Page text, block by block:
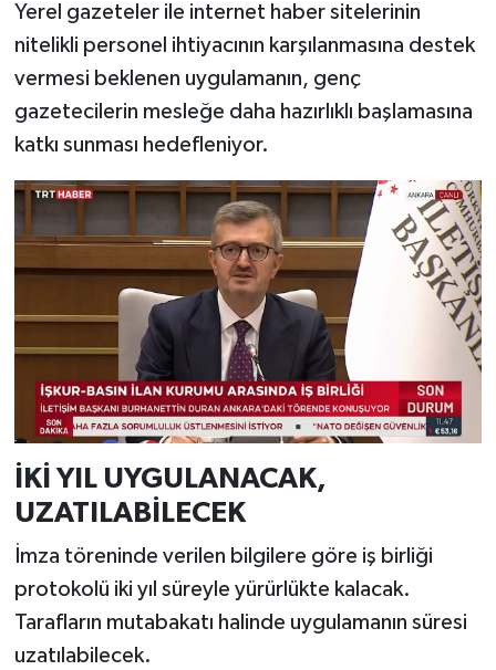
Yerel gazeteler ile internet haber sitelerinin
nitelikli personel ihtiyacının karşılanmasına destek
vermesi beklenen uygulamanın, genç
gazetecilerin mesleğe daha hazırlıklı başlamasına
katkı sunması hedefleniyor.
İKİ YIL UYGULANACAK,
UZATILABİLECEK
İmza töreninde verilen bilgilere göre iş birliği
protokolü iki yıl süreyle yürürlükte kalacak.
Tarafların mutabakatı halinde uygulamanın süresi
uzatılabilecek.